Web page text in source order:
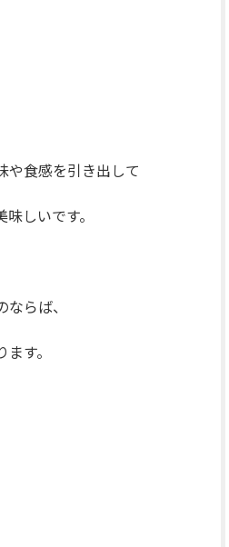
や食感を引き出して
しいです。
らば、
す。